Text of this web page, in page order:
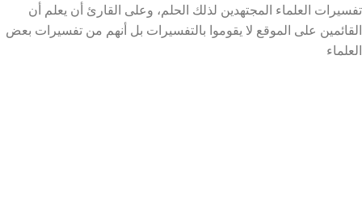
تفسيرات العلماء المجتهدين لذلك الحلم، وعلى القارئ أن يعلم أن
القائمين على الموقع لا يقوموا بالتفسيرات بل أنهم من تفسيرات بعض
العلماء